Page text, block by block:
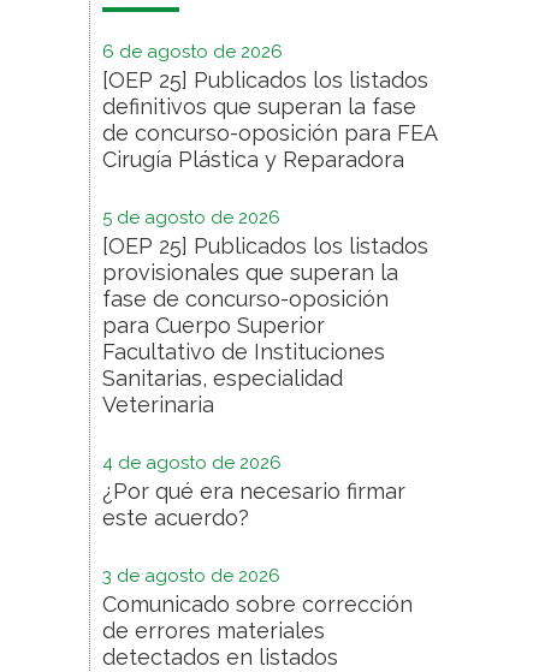
6 de agosto de 2026
[OEP 25] Publicados los listados
definitivos que superan la fase
de concurso-oposición para FEA
Cirugía Plástica y Reparadora
5 de agosto de 2026
[OEP 25] Publicados los listados
provisionales que superan la
fase de concurso-oposición
para Cuerpo Superior
Facultativo de Instituciones
Sanitarias, especialidad
Veterinaria
4 de agosto de 2026
¿Por qué era necesario firmar
este acuerdo?
3 de agosto de 2026
Comunicado sobre corrección
de errores materiales
detectados en listados